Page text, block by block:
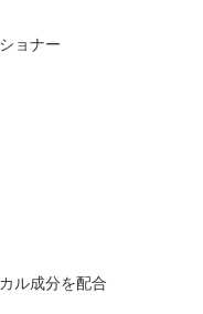
ョナー
ル成分を配合